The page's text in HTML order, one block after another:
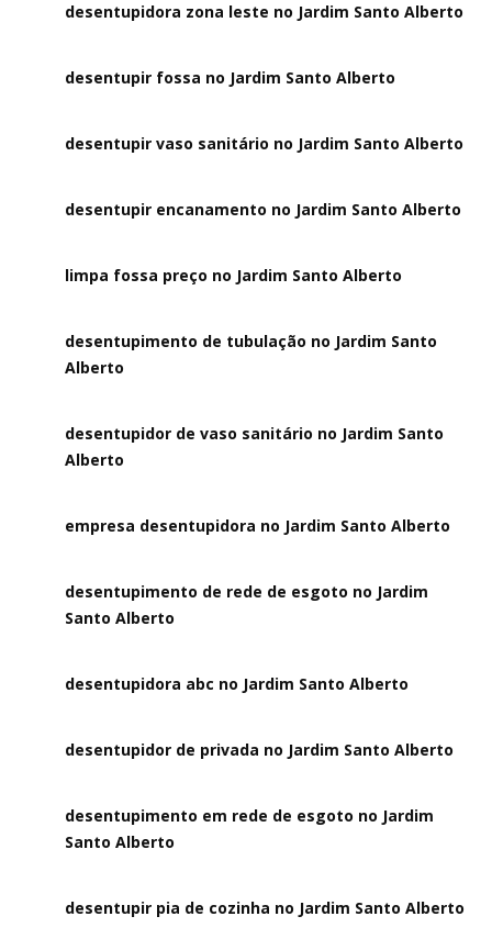
desentupidora zona leste no Jardim Santo Alberto
desentupir fossa no Jardim Santo Alberto
desentupir vaso sanitário no Jardim Santo Alberto
desentupir encanamento no Jardim Santo Alberto
limpa fossa preço no Jardim Santo Alberto
desentupimento de tubulação no Jardim Santo
Alberto
desentupidor de vaso sanitário no Jardim Santo
Alberto
empresa desentupidora no Jardim Santo Alberto
desentupimento de rede de esgoto no Jardim
Santo Alberto
desentupidora abc no Jardim Santo Alberto
desentupidor de privada no Jardim Santo Alberto
desentupimento em rede de esgoto no Jardim
Santo Alberto
desentupir pia de cozinha no Jardim Santo Alberto